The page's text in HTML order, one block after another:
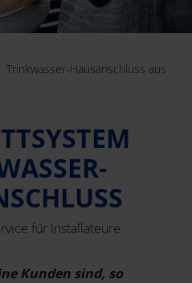
Trinkwasser-Hausanschluss aus
für Installateure
Kunden sind, so